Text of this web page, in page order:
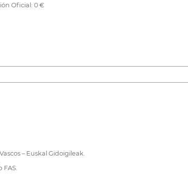
Oficial: 0 €
– Euskal Gidoigileak.
FAS.